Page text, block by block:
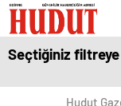
Seçtiğiniz
Hudut